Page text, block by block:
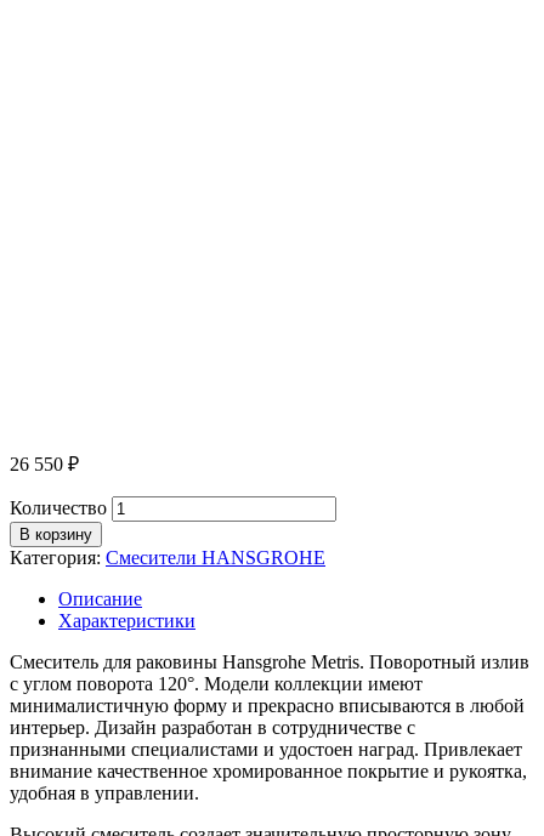
26 550 ₽
Количество
В корзину
Категория: Смесители HANSGROHE
Описание
Характеристики
Смеситель для раковины Hansgrohe Metris. Поворотный излив
с углом поворота 120°. Модели коллекции имеют
минималистичную форму и прекрасно вписываются в любой
интерьер. Дизайн разработан в сотрудничестве с
признанными специалистами и удостоен наград. Привлекает
внимание качественное хромированное покрытие и рукоятка,
удобная в управлении.